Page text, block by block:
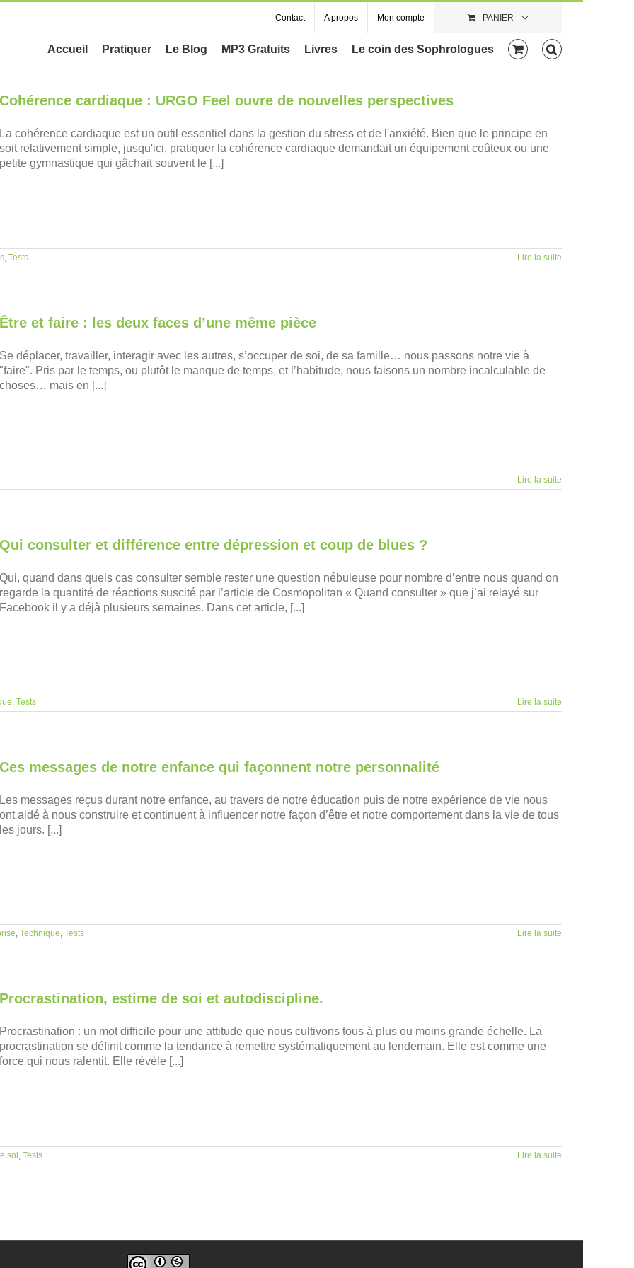
Contact A propos Mon compte PANIER
Accueil Pratiquer Le Blog MP3 Gratuits Livres Le coin des Sophrologues
Cohérence cardiaque : URGO Feel ouvre de nouvelles perspectives
La cohérence cardiaque est un outil essentiel dans la gestion du stress et de l'anxiété. Bien que le principe en
soit relativement simple, jusqu'ici, pratiquer la cohérence cardiaque demandait un équipement coûteux ou une
petite gymnastique qui gâchait souvent le [...]
, Tests Lire la suite
Être et faire : les deux faces d’une même pièce
Se déplacer, travailler, interagir avec les autres, s’occuper de soi, de sa famille… nous passons notre vie à
"faire". Pris par le temps, ou plutôt le manque de temps, et l’habitude, nous faisons un nombre incalculable de
choses… mais en [...]
Lire la suite
Qui consulter et différence entre dépression et coup de blues ?
Qui, quand dans quels cas consulter semble rester une question nébuleuse pour nombre d’entre nous quand on
regarde la quantité de réactions suscité par l’article de Cosmopolitan « Quand consulter » que j’ai relayé sur
Facebook il y a déjà plusieurs semaines. Dans cet article, [...]
, Tests Lire la suite
Ces messages de notre enfance qui façonnent notre personnalité
Les messages reçus durant notre enfance, au travers de notre éducation puis de notre expérience de vie nous
ont aidé à nous construire et continuent à influencer notre façon d’être et notre comportement dans la vie de tous
les jours. [...]
, Technique, Tests Lire la suite
Procrastination, estime de soi et autodiscipline.
Procrastination : un mot difficile pour une attitude que nous cultivons tous à plus ou moins grande échelle. La
procrastination se définit comme la tendance à remettre systématiquement au lendemain. Elle est comme une
force qui nous ralentit. Elle révèle [...]
soi, Tests Lire la suite